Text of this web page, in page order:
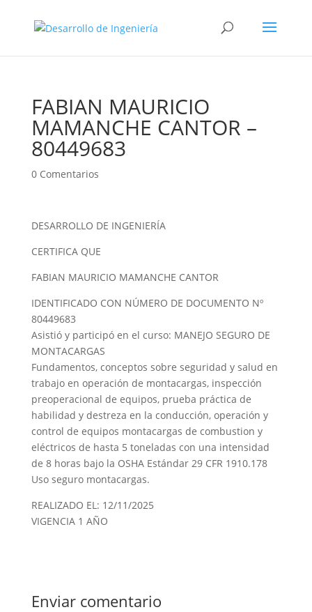
FABIAN MAURICIO
MAMANCHE CANTOR –
80449683
0 Comentarios
DESARROLLO DE INGENIERÍA
CERTIFICA QUE
FABIAN MAURICIO MAMANCHE CANTOR
IDENTIFICADO CON NÚMERO DE DOCUMENTO Nº
80449683
Asistió y participó en el curso: MANEJO SEGURO DE
MONTACARGAS
Fundamentos, conceptos sobre seguridad y salud en
trabajo en operación de montacargas, inspección
preoperacional de equipos, prueba práctica de
habilidad y destreza en la conducción, operación y
control de equipos montacargas de combustion y
eléctricos de hasta 5 toneladas con una intensidad
de 8 horas bajo la OSHA Estándar 29 CFR 1910.178
Uso seguro montacargas.
REALIZADO EL: 12/11/2025
VIGENCIA 1 AÑO
Enviar comentario